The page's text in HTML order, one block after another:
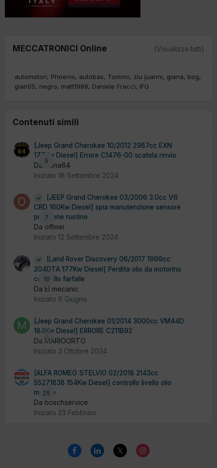
MECCATRONICI Online (Visualizza tutti)
automotori Phoenix autobas Tommo ziu juanni giana
bog
gian05
negro matt1988 Daniele Fracci IFG
Contenuti simili
5
[Jeep Grand Cherokee 10/2012 2987cc EXN
177Kw Diesel] Errore C1476-00 scatola rinvio
Da Dona64
Iniziato 18 Settembre 2024
7
[JEEP Grand Cherokee 03/2006 3.0cc V6
CRD 160Kw Diesel] spia manutenzione sensore
pressione ruotino
Da offmei
Iniziato 12 Settembre 2024
10
[Land Rover Discovery 06/2017 1999cc
204DTA 177Kw Diesel] Perdita olio da motorino
controllo farfalle
Da El mecanic
Iniziato 6 Giugno
[Jeep Grand Cherokee 01/2014 3000cc VM44D
184Kw Diesel] ERRORE C211B92
Da MARIOORTO
Iniziato 3 Ottobre 2024
25
[ALFA ROMEO STELVIO 02/2018 2143cc
55271838 154Kw Diesel] controllo livello olio
motore
Da boschservice
Iniziato 23 Febbraio